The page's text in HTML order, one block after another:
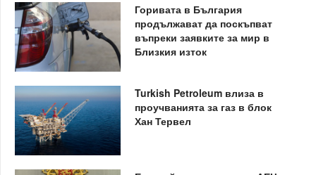
Горивата в България
продължават да поскъпват
въпреки заявките за мир в
Близкия изток
Turkish Petroleum влиза в
проучванията за газ в блок
Хан Тервел